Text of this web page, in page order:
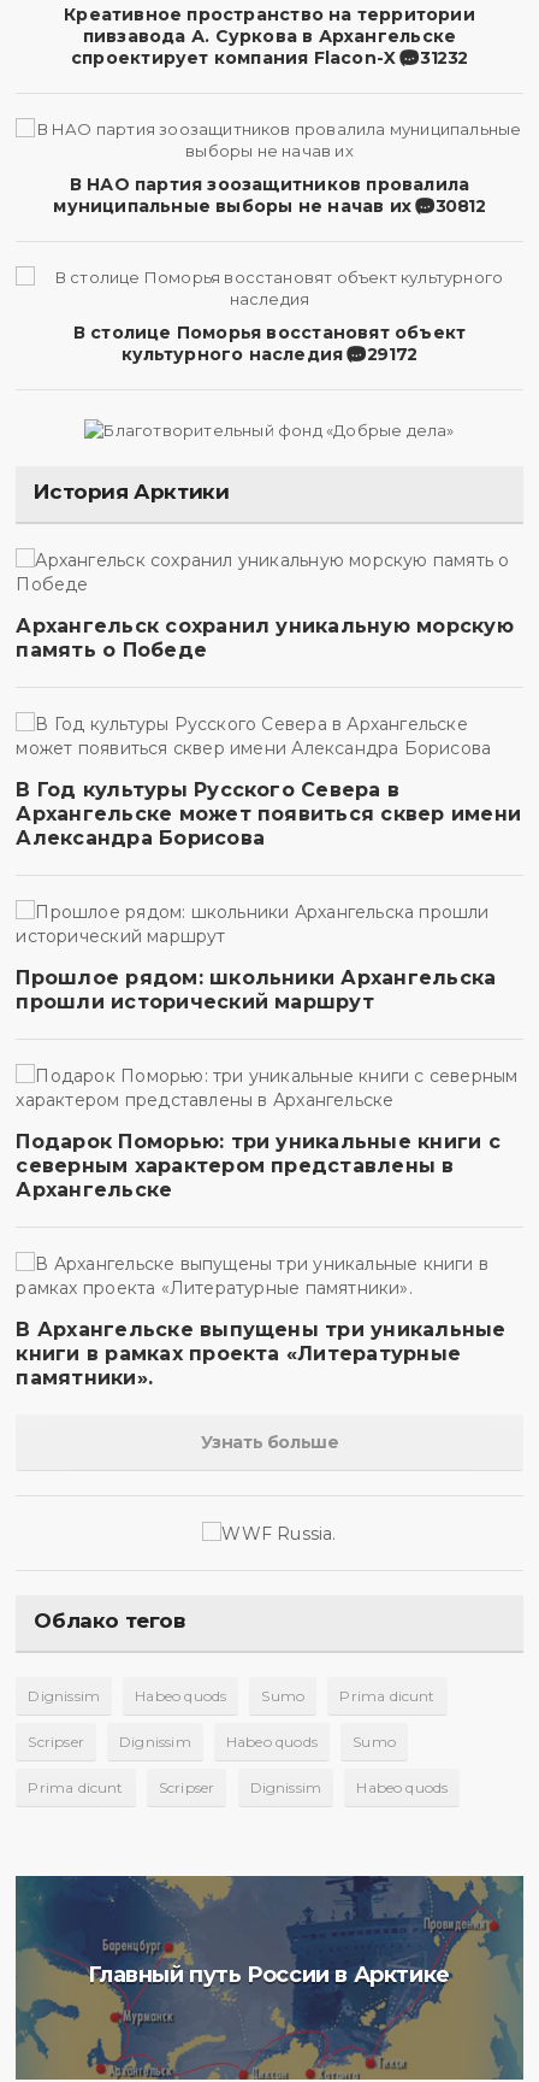
Креативное пространство на территории
пивзавода А. Суркова в Архангельске
спроектирует компания Flacon-X
31232
В НАО партия зоозащитников провалила
муниципальные выборы не начав их
30812
В столице Поморья восстановят объект
культурного наследия
29172
История Арктики
Архангельск сохранил уникальную морскую
память о Победе
В Год культуры Русского Севера в
Архангельске может появиться сквер имени
Александра Борисова
Прошлое рядом: школьники Архангельска
прошли исторический маршрут
Подарок Поморью: три уникальные книги с
северным характером представлены в
Архангельске
В Архангельске выпущены три уникальные
книги в рамках проекта «Литературные
памятники».
Узнать больше
Облако тегов
Dignissim Habeo quods Sumo Prima dicunt
Scripser Dignissim Habeo quods Sumo
Prima dicunt Scripser Dignissim Habeo quods
Главный путь России в Арктике